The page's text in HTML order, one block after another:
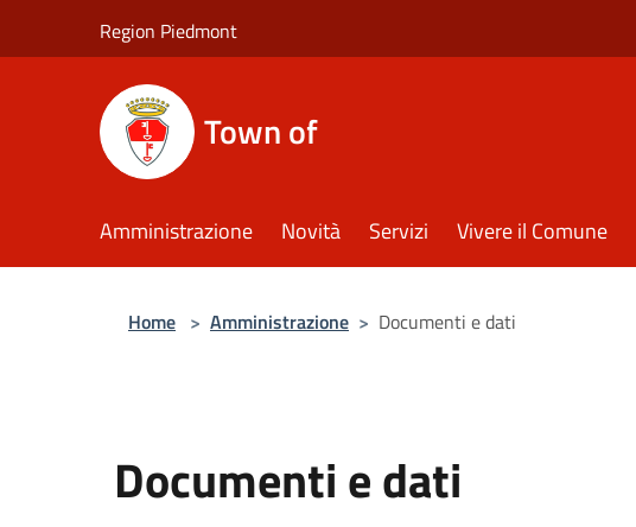
Region Piedmont
Town of
Amministrazione Novità Servizi Vivere il Comune
Home > Amministrazione > Documenti e dati
Documenti e dati